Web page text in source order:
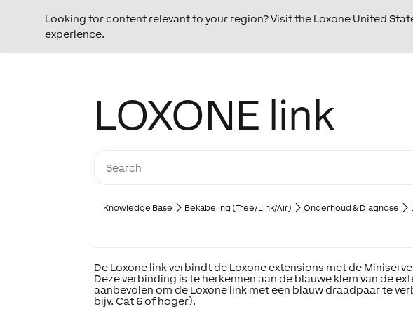
Looking for content relevant to your region? Visit the Loxone United
experience.
LOXONE link
Knowledge Base Bekabeling (Tree/Link/Air) Onderhoud & Diagnose
De Loxone link verbindt de Loxone extensions met de
Deze verbinding is te herkennen aan de blauwe klem van de
aanbevolen om de Loxone link met een blauw draadpaar te
bijv. Cat 6 of hoger).